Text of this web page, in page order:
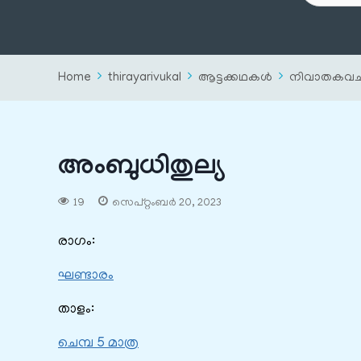
Home thirayarivukal ആട്ടക്കഥകൾ
അംബുധിതുല്യ
19 സെപ്റ്റംബർ 20, 2023
രാഗം:
ഘണ്ടാരം
താളം:
ചെമ്പ 5 മാത്ര